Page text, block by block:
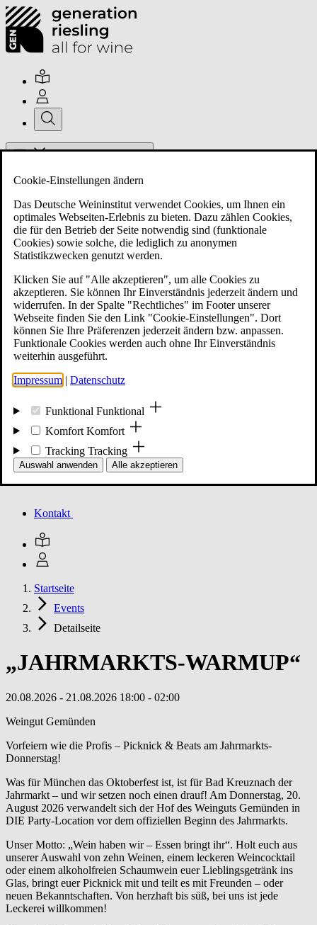
Über uns
Mitglieder
Mitglied werden
Events
Unsere Meldungen
Kontakt
Startseite
Events
Detailseite
„JAHRMARKTS-WARMUP“
20.08.2026 - 21.08.2026 18:00 - 02:00
Weingut Gemünden
Vorfeiern wie die Profis – Picknick & Beats am Jahrmarkts-
Donnerstag!
Was für München das Oktoberfest ist, ist für Bad Kreuznach der
Jahrmarkt – und wir setzen noch einen drauf! Am Donnerstag, 20.
August 2026 verwandelt sich der Hof des Weinguts Gemünden in
DIE Party-Location vor dem offiziellen Beginn des Jahrmarkts.
Unser Motto: „Wein haben wir – Essen bringt ihr“. Holt euch aus
unserer Auswahl von zehn Weinen, einem leckeren Weincocktail
oder einem alkoholfreien Schaumwein euer Lieblingsgetränk ins
Glas, bringt euer Picknick mit und teilt es mit Freunden – oder
neuen Bekanntschaften. Von herzhaft bis süß, bei uns ist jede
Leckerei willkommen!
Cookie-Einstellungen ändern
Das Deutsche Weininstitut verwendet Cookies, um Ihnen ein
optimales Webseiten-Erlebnis zu bieten. Dazu zählen Cookies,
die für den Betrieb der Seite notwendig sind (funktionale
Cookies) sowie solche, die lediglich zu anonymen
Statistikzwecken genutzt werden.
Klicken Sie auf "Alle akzeptieren", um alle Cookies zu
akzeptieren. Sie können Ihr Einverständnis jederzeit ändern und
widerrufen. In der Spalte "Rechtliches" im Footer unserer
Webseite finden Sie den Link "Cookie-Einstellungen". Dort
können Sie Ihre Präferenzen jederzeit ändern bzw. anpassen.
Funktionale Cookies werden auch ohne Ihr Einverständnis
weiterhin ausgeführt.
Impressum | Datenschutz
Funktional Funktional
Komfort Komfort
Tracking Tracking
Auswahl anwenden Alle akzeptieren